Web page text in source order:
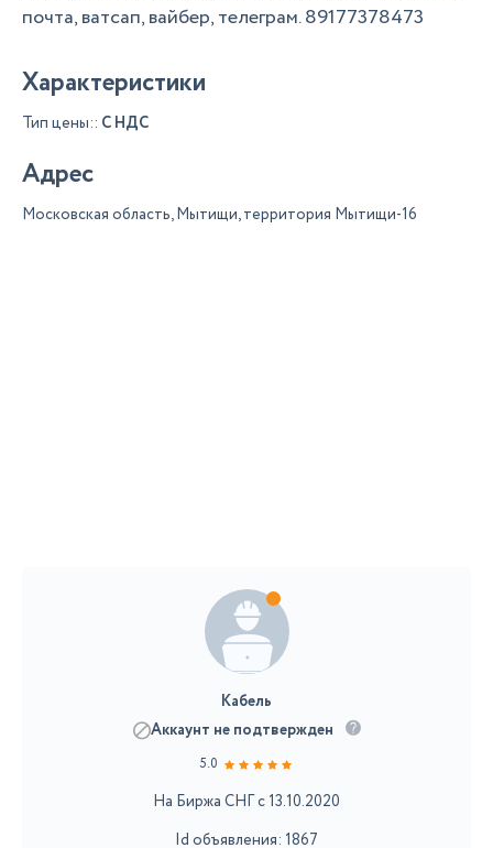
почта, ватсап, вайбер, телеграм. 89177378473
Характеристики
Тип цены:: С НДС
Адрес
Московская область, Мытищи, территория Мытищи-16
Кабель
Аккаунт не подтвержден
5.0
На Биржа СНГ с 13.10.2020
Id объявления: 1867